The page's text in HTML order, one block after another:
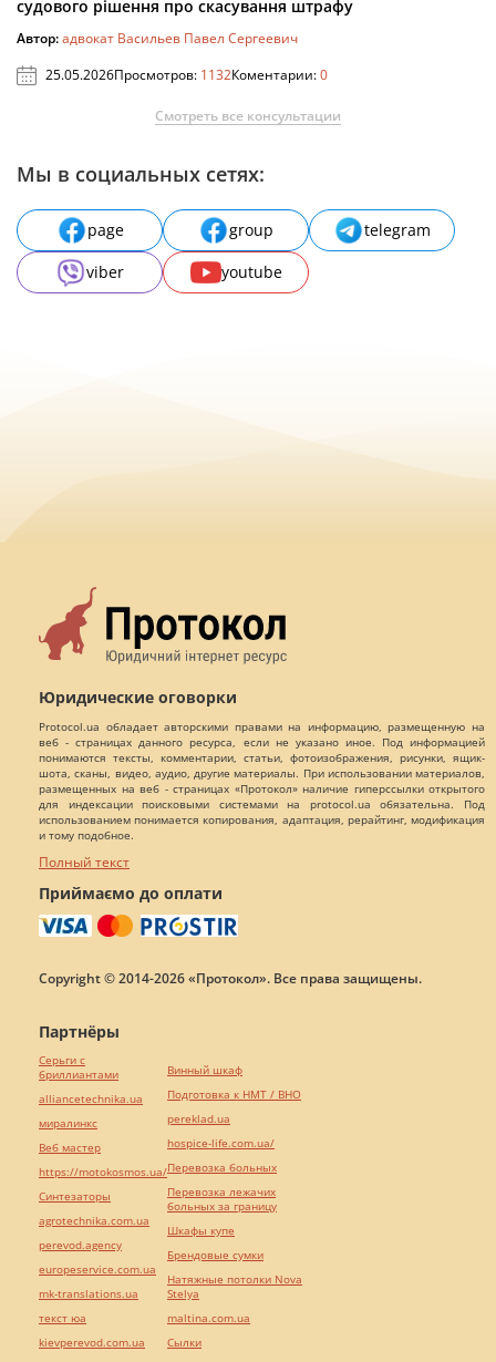
судового рішення про скасування штрафу
Автор:адвокат Васильев Павел Сергеевич
25.05.2026Просмотров: 1132Коментарии:0
Смотреть все консультации
Мы в социальных сетях:
page group
telegram
viber
youtube
Юридические оговорки
Protocol.ua обладает авторскими правами на информацию, размещенную на
веб - страницах данного ресурса, если не указано иное. Под информацией
понимаются тексты, комментарии, статьи, фотоизображения, рисунки, ящик-
шота, сканы, видео, аудио, другие материалы. При использовании материалов,
размещенных на веб - страницах «Протокол» наличие гиперссылки открытого
для индексации поисковыми системами на protocol.ua обязательна. Под
использованием понимается копирования, адаптация, рерайтинг, модификация
и тому подобное.
Полный текст
Приймаємо до оплати
Copyright © 2014-2026 «Протокол». Все права защищены.
Партнёры
Серьги с
бриллиантами
alliancetechnika.ua
миралинкс
Веб мастер
https://motokosmos.ua/
Синтезаторы
agrotechnika.com.ua
perevod.agency
europeservice.com.ua
mk-translations.ua
текст юа
kievperevod.com.ua
Винный шкаф
Подготовка к НМТ / ВНО
pereklad.ua
hospice-life.com.ua/
Перевозка больных
Перевозка лежачих
больных за границу
Шкафы купе
Брендовые сумки
Натяжные потолки Nova
Stelya
maltina.com.ua
Cылки